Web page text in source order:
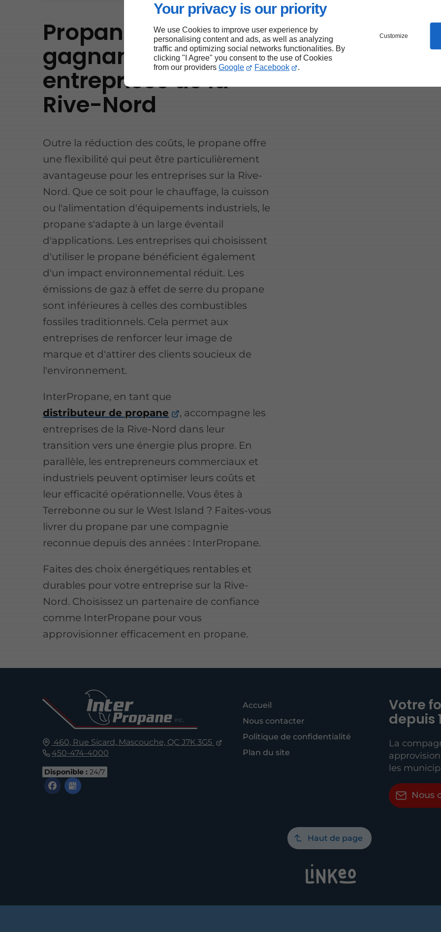
Your privacy is our priority
We use Cookies to improve user experience by
personalising content and ads, as well as analyzing
traffic and optimizing social networks functionalities. By
clicking "I Agree" you consent to the use of Cookies
from our providers Google Facebook .
Customize
Propane : un choix
gagnant pour les
entreprises de la
Rive-Nord
Outre la réduction des coûts, le propane offre
une flexibilité qui peut être particulièrement
avantageuse pour les entreprises sur la Rive-
Nord. Que ce soit pour le chauffage, la cuisson
ou l'alimentation d'équipements industriels, le
propane s'adapte à un large éventail
d'applications. Les entreprises qui choisissent
d'utiliser le propane bénéficient également
d'un impact environnemental réduit. Les
émissions de gaz à effet de serre du propane
sont inférieures à celles des combustibles
fossiles traditionnels. Cela permet aux
entreprises de renforcer leur image de
marque et d'attirer des clients soucieux de
l'environnement.
InterPropane, en tant que
distributeur de propane
, accompagne les
entreprises de la Rive-Nord dans leur
transition vers une énergie plus propre. En
parallèle, les entrepreneurs commerciaux et
industriels peuvent optimiser leurs coûts et
leur efficacité opérationnelle. Vous êtes à
Terrebonne ou sur le West Island ? Faites-vous
livrer du propane par une compagnie
reconnue depuis des années : InterPropane.
Faites des choix énergétiques rentables et
durables pour votre entreprise sur la Rive-
Nord. Choisissez un partenaire de confiance
comme InterPropane pour vous
approvisionner efficacement en propane.
460, Rue Sicard, Mascouche, QC J7K 3G5
450-474-4000
Disponible : 24/7
Accueil
Nous contacter
Politique de confidentialité
Plan du site
Votre
depuis
La
les
Nous
Haut de page